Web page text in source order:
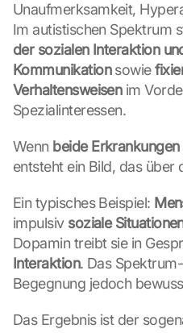
Unaufmerksamkeit,
Im autistischen Spektrum
der sozialen Interaktion
Kommunikation sowie
Verhaltensweisen im
Spezialinteressen.
Wenn beide
entsteht ein Bild, das über
Ein typisches Beispiel:
impulsiv soziale
Dopamin treibt sie in
Interaktion. Das
Begegnung jedoch
Das Ergebnis ist der